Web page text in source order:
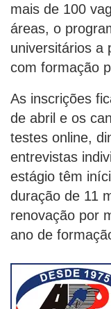
mais de 100
áreas, o
universitários a
com formação
As inscrições
de abril e os
testes online,
entrevistas
estágio têm
duração de 11
renovação por
ano de